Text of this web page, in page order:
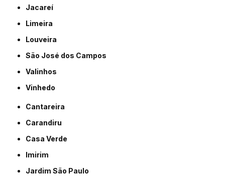
Jacareí
Limeira
Louveira
São José dos Campos
Valinhos
Vinhedo
Cantareira
Carandiru
Casa Verde
Imirim
Jardim São Paulo